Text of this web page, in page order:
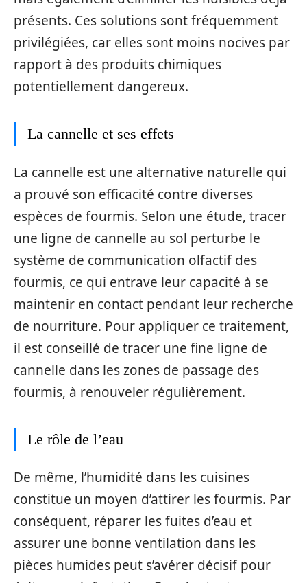
présents. Ces solutions sont fréquemment
privilégiées, car elles sont moins nocives par
rapport à des produits chimiques
potentiellement dangereux.
La cannelle et ses effets
La cannelle est une alternative naturelle qui
a prouvé son efficacité contre diverses
espèces de fourmis. Selon une étude, tracer
une ligne de cannelle au sol perturbe le
système de communication olfactif des
fourmis, ce qui entrave leur capacité à se
maintenir en contact pendant leur recherche
de nourriture. Pour appliquer ce traitement,
il est conseillé de tracer une fine ligne de
cannelle dans les zones de passage des
fourmis, à renouveler régulièrement.
Le rôle de l’eau
De même, l’humidité dans les cuisines
constitue un moyen d’attirer les fourmis. Par
conséquent, réparer les fuites d’eau et
assurer une bonne ventilation dans les
pièces humides peut s’avérer décisif pour